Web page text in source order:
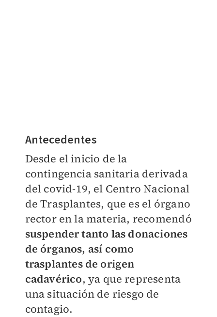
Antecedentes
Desde el inicio de la
contingencia sanitaria derivada
del covid-19, el Centro Nacional
de Trasplantes, que es el órgano
rector en la materia, recomendó
suspender tanto las donaciones
de órganos, así como
trasplantes de origen
cadavérico, ya que representa
una situación de riesgo de
contagio.